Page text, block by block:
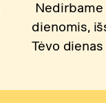
dienomis,
Tėvo dienas